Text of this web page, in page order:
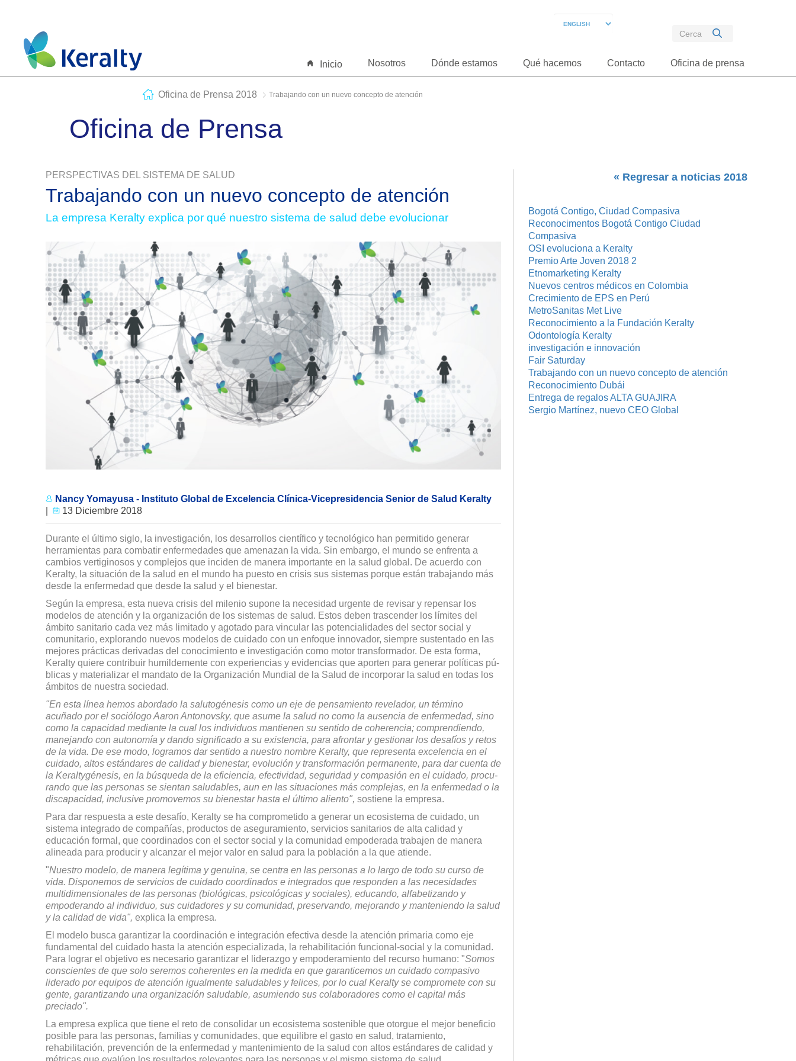
Inicio Nosotros Dónde estamos Qué hacemos Contacto Oficina de prensa
Oficina de Prensa 2018 Trabajando con un nuevo concepto de atención
Oficina de Prensa
PERSPECTIVAS DEL SISTEMA DE SALUD
Trabajando con un nuevo concepto de atención
La empresa Keralty explica por qué nuestro sistema de salud debe evolucionar
Nancy Yomayusa - Instituto Global de Excelencia Clínica-Vicepresidencia Senior de Salud Keralty
13 Diciembre 2018
Durante el último siglo, la investigación, los desa­rrollos científico y tec­nológico han permitido generar
herramientas para com­batir enfermedades que amenazan la vida. Sin embargo, el mundo se enfrenta a
cambios vertiginosos y complejos que inciden de manera importante en la salud global. De acuerdo con
Keralty, la situación de la salud en el mundo ha puesto en crisis sus sistemas porque están tra­bajando más
desde la enfermedad que desde la salud y el bienestar.
Según la empresa, esta nueva crisis del milenio supone la nece­sidad urgente de revisar y repensar los
modelos de atención y la orga­nización de los sistemas de salud. Estos deben trascender los límites del
ámbito sanitario cada vez más limitado y agotado para vincular las potencialidades del sector social y
comunitario, explorando nuevos modelos de cuidado con un enfoque innovador, siempre sustentado en las
mejores prác­ticas derivadas del conocimiento e investigación como motor trans­formador. De esta forma,
Keralty quiere contribuir humildemente con experiencias y evidencias que aporten para generar políticas pú­
blicas y materializar el mandato de la Organización Mundial de la Salud de incorporar la salud en todas los
ámbitos de nuestra sociedad.
"En esta línea hemos abordado la salutogénesis como un eje de pensamiento revelador, un término
acuñado por el sociólogo Aaron Antonovsky, que asume la salud no como la ausencia de enfermedad, sino
como la capacidad mediante la cual los individuos mantienen su sentido de coherencia; compren­diendo,
manejando con autonomía y dando significado a su existencia, para afrontar y gestionar los desafíos y retos
de la vida. De ese modo, logramos dar sentido a nuestro nombre Keralty, que representa excelencia en el
cuidado, altos estándares de calidad y bienestar, evolución y transformación per­manente, para dar cuenta de
la Keraltygénesis, en la búsqueda de la eficiencia, efectividad, seguridad y compasión en el cuidado, procu­
rando que las personas se sientan saludables, aun en las situaciones más complejas, en la enfermedad o la
discapacidad, inclusive promo­vemos su bienestar hasta el último aliento", sostiene la empresa.
Para dar respuesta a este de­safío, Keralty se ha comprome­tido a generar un ecosistema de cuidado, un
sistema integrado de compañías, productos de asegura­miento, servicios sanitarios de alta calidad y
educación formal, que coordinados con el sector social y la comunidad empoderada trabajen de manera
alineada para producir y alcanzar el mejor valor en salud para la población a la que atiende.
"Nuestro modelo, de manera legítima y genuina, se centra en las personas a lo largo de todo su curso de
vida. Disponemos de servicios de cuidado coordinados e integrados que responden a las necesidades
multidimensionales de las personas (biológicas, psicológicas y sociales), educando, alfabetizando y
empode­rando al individuo, sus cuidadores y su comunidad, preservando, me­jorando y manteniendo la salud
y la calidad de vida", explica la empresa.
El modelo busca garantizar la coordinación e integración efectiva desde la atención pri­maria como eje
fundamental del cuidado hasta la atención especializada, la rehabilitación funcional-social y la comunidad.
Para lograr el objetivo es nece­sario garantizar el liderazgo y empoderamiento del recurso humano: "Somos
conscientes de que solo seremos coherentes en la medida en que garanticemos un cuidado compasivo
liderado por equipos de atención igualmente saludables y felices, por lo cual Keralty se compromete con su
gente, garantizando una orga­nización saludable, asumiendo sus colaboradores como el capital más
preciado".
La empresa explica que tiene el reto de consolidar un ecosistema sostenible que otorgue el mejor beneficio
po­sible para las personas, familias y comunidades, que equilibre el gasto en salud, tratamiento,
rehabilitación, prevención de la enfermedad y mantenimiento de la salud con altos estándares de calidad y
« Regresar a noticias 2018
Bogotá Contigo, Ciudad Compasiva
Reconocimentos Bogotá Contigo Ciudad
Compasiva
OSI evoluciona a Keralty
Premio Arte Joven 2018 2
Etnomarketing Keralty
Nuevos centros médicos en Colombia
Crecimiento de EPS en Perú
MetroSanitas Met Live
Reconocimiento a la Fundación Keralty
Odontología Keralty
investigación e innovación
Fair Saturday
Trabajando con un nuevo concepto de atención
Reconocimiento Dubái
Entrega de regalos ALTA GUAJIRA
Sergio Martínez, nuevo CEO Global